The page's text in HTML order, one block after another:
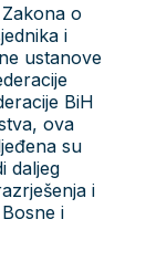
o
i
ustanove
BiH
ova
su
daljeg
i
i